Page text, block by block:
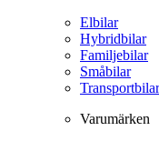
Elbilar
Hybridbilar
Familjebilar
Småbilar
Transportbilar
Varumärken